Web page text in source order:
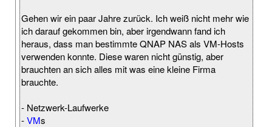
Gehen wir ein paar Jahre zurück. Ich weiß nicht mehr wie
ich darauf gekommen bin, aber irgendwann fand ich
heraus, dass man bestimmte QNAP NAS als VM-Hosts
verwenden konnte. Diese waren nicht günstig, aber
brauchten an sich alles mit was eine kleine Firma
brauchte.
- Netzwerk-Laufwerke
-VMs